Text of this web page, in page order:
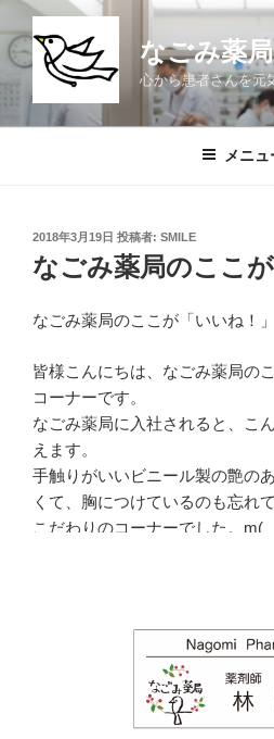
ン
テ
なごみ薬局
心から患者さんを元
メニュ
投
稿
日:
2018年3月19日 投稿者: SMILE
なごみ薬局のここが
なごみ薬局のここが「いいね！」
皆様こんにちは、なごみ薬局の
コーナーです。
なごみ薬局に入社されると、こ
えます。
手触りがいいビニール製の艶の
くて、胸につけているのも忘れ
こだわりのコーナーでした。